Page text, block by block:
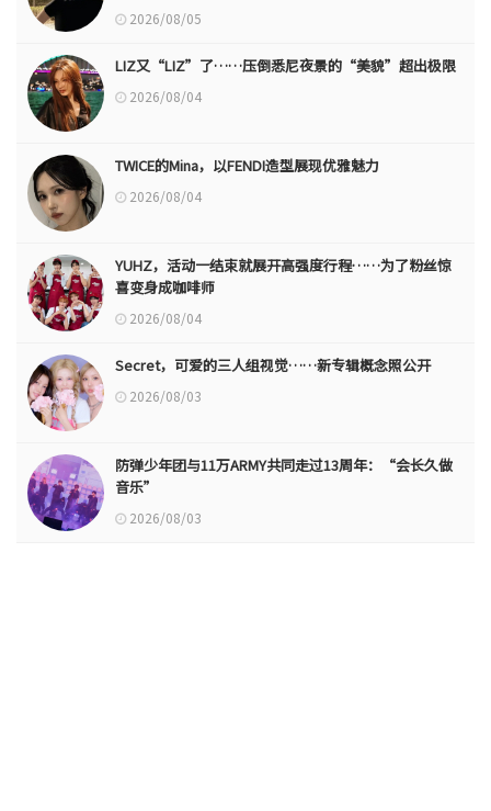
2026/08/05
LIZ又“LIZ”了……压倒悉尼夜景的“美貌”超出极限
2026/08/04
TWICE的Mina，以FENDI造型展现优雅魅力
2026/08/04
YUHZ，活动一结束就展开高强度行程……为了粉丝惊
喜变身成咖啡师
2026/08/04
Secret，可爱的三人组视觉……新专辑概念照公开
2026/08/03
防弹少年团与11万ARMY共同走过13周年：“会长久做
音乐”
2026/08/03